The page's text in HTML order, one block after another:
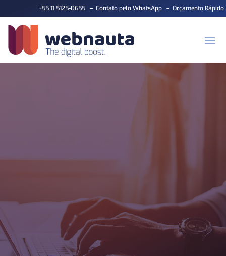
+55 11 5125-0655– Contato pelo WhatsApp– Orçamento Rápido